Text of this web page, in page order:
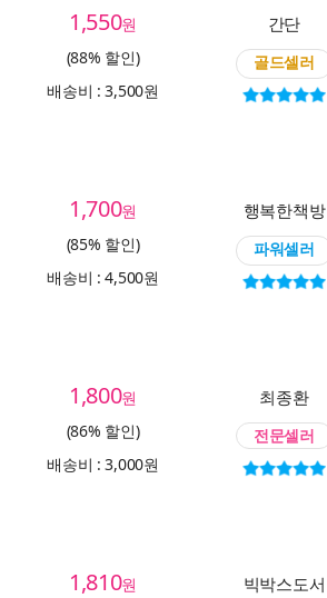
1,550원
(88% 할인)
배송비 : 3,500원
간단
골드셀러
1,700원
(85% 할인)
배송비 : 4,500원
행복한책방
파워셀러
1,800원
(86% 할인)
배송비 : 3,000원
최종환
전문셀러
1,810원
빅박스도서